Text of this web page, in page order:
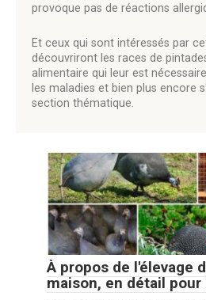
provoque pas de réactions
Et ceux qui sont intéressés par
découvriront les races de
alimentaire qui leur est
les maladies et bien plus encore
section thématique.
À propos de l'élevage
maison, en détail